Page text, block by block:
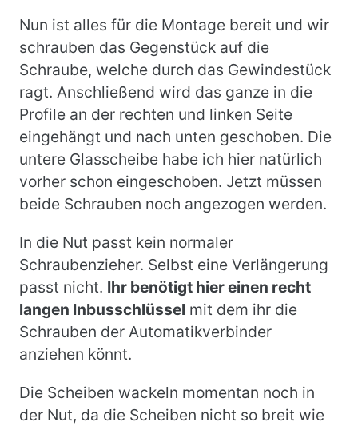
Nun ist alles für die Montage bereit und wir
schrauben das Gegenstück auf die
Schraube, welche durch das Gewindestück
ragt. Anschließend wird das ganze in die
Profile an der rechten und linken Seite
eingehängt und nach unten geschoben. Die
untere Glasscheibe habe ich hier natürlich
vorher schon eingeschoben. Jetzt müssen
beide Schrauben noch angezogen werden.
In die Nut passt kein normaler
Schraubenzieher. Selbst eine Verlängerung
passt nicht. Ihr benötigt hier einen recht
langen Inbusschlüssel mit dem ihr die
Schrauben der Automatikverbinder
anziehen könnt.
Die Scheiben wackeln momentan noch in
der Nut, da die Scheiben nicht so breit wie